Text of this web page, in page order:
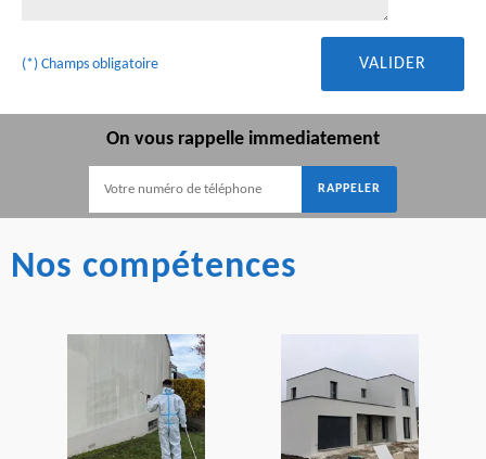
(*) Champs obligatoire
On vous rappelle immediatement
Nos compétences